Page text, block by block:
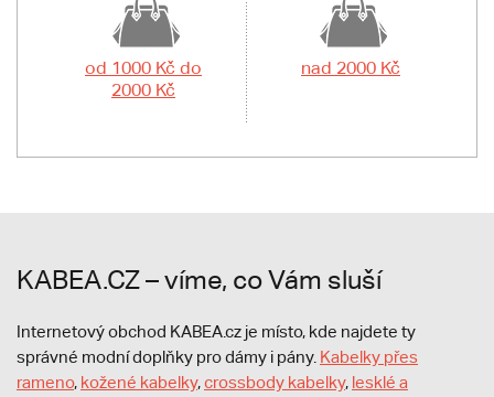
od 1000 Kč do
2000 Kč
nad 2000 Kč
KABEA.CZ – víme, co Vám sluší
Internetový obchod KABEA.cz je místo, kde najdete ty
správné modní doplňky pro dámy i pány. Kabelky přes
rameno, kožené kabelky,crossbody kabelky, lesklé a